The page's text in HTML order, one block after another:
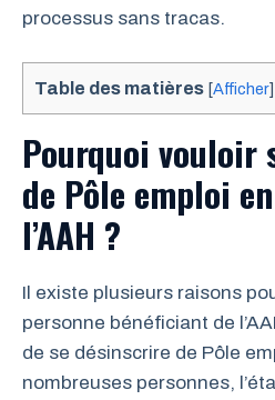
processus sans tracas.
Table des matières [Afficher]
Pourquoi vouloir
de Pôle emploi
l’AAH ?
Il existe plusieurs raisons
personne bénéficiant de
de se désinscrire de Pôle
nombreuses personnes,